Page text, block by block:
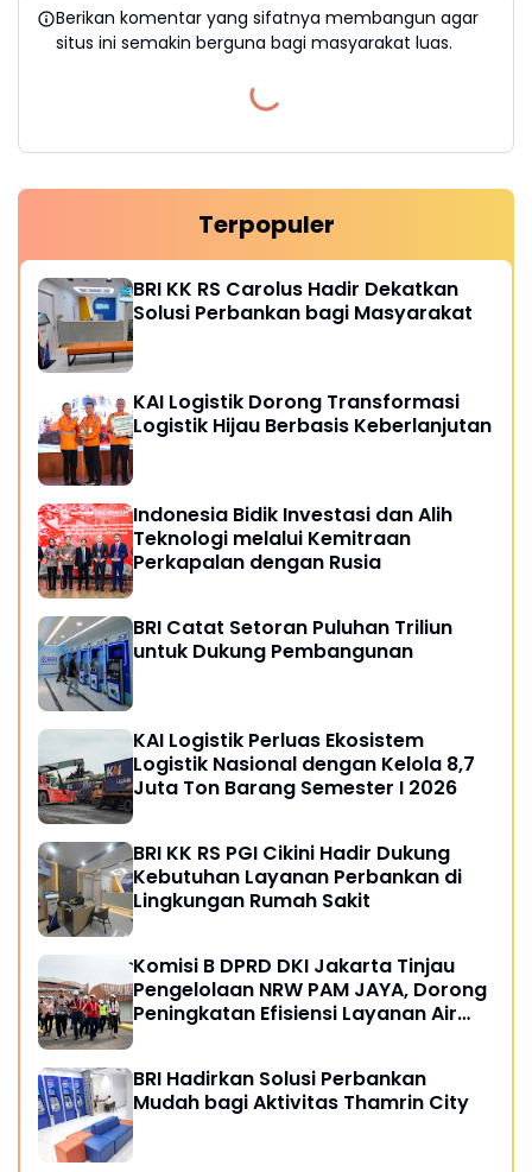
Berikan komentar yang sifatnya membangun agar
situs ini semakin berguna bagi masyarakat luas.
Terpopuler
BRI KK RS Carolus Hadir Dekatkan
Solusi Perbankan bagi Masyarakat
KAI Logistik Dorong Transformasi
Logistik Hijau Berbasis Keberlanjutan
Indonesia Bidik Investasi dan Alih
Teknologi melalui Kemitraan
Perkapalan dengan Rusia
BRI Catat Setoran Puluhan Triliun
untuk Dukung Pembangunan
KAI Logistik Perluas Ekosistem
Logistik Nasional dengan Kelola 8,7
Juta Ton Barang Semester I 2026
BRI KK RS PGI Cikini Hadir Dukung
Kebutuhan Layanan Perbankan di
Lingkungan Rumah Sakit
Komisi B DPRD DKI Jakarta Tinjau
Pengelolaan NRW PAM JAYA, Dorong
Peningkatan Efisiensi Layanan Air
BRI Hadirkan Solusi Perbankan
Mudah bagi Aktivitas Thamrin City